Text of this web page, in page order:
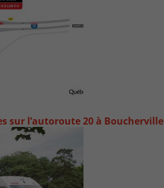
sur l’autoroute 20 à Boucherville